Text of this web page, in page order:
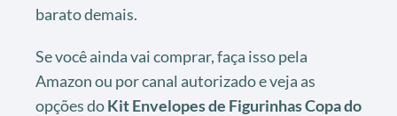
barato demais.
Se você ainda vai comprar, faça isso pela
Amazon ou por canal autorizado e veja as
opções doKit Envelopes de Figurinhas Copa do